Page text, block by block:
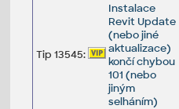
Tip 13545:
Instalace
Revit Update
(nebo jiné
aktualizace)
končí chybou
101 (nebo
jiným
selháním)